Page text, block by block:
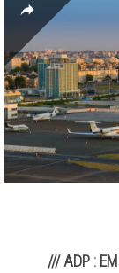
/// ADP :